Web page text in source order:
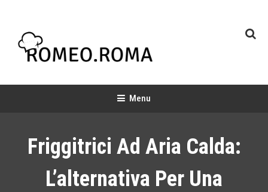
Content
Menu
Friggitrici Ad Aria Calda:
L’alternativa Per Una